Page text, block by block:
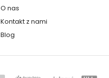
O nas
Kontakt z nami
Blog